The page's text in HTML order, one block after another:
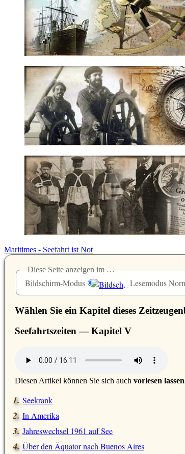
Maritimes - Seefahrt ist Not
Diese Seite anzeigen im …
Bildschirm-Modus Lesemodus
Wählen Sie ein Kapitel dieses
Seefahrtszeiten — Kapitel V
Diesen Artikel können Sie sich auch vorlesen
Seekrank
In Amerika
Jahreswechsel 1961 auf See
Über den Äquator nach Buenos Aires